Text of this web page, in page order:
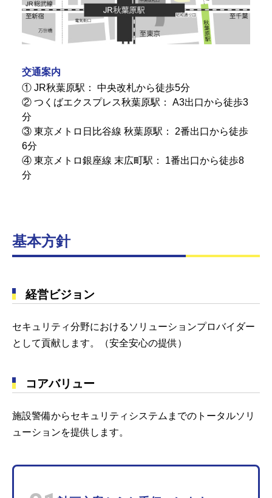
交通案内
① JR秋葉原駅： 中央改札から徒歩5分
② つくばエクスプレス秋葉原駅： A3出口から徒歩3
分
③ 東京メトロ日比谷線 秋葉原駅： 2番出口から徒歩
6分
④ 東京メトロ銀座線 末広町駅： 1番出口から徒歩8
分
基本方針
経営ビジョン
セキュリティ分野におけるソリューションプロバイダー
として貢献します。（安全安心の提供）
コアバリュー
施設警備からセキュリティシステムまでのトータルソリ
ューションを提供します。